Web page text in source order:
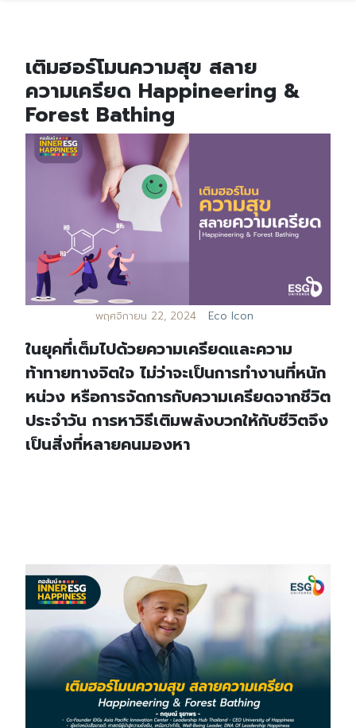
เติมฮอร์โมนความสุข สลาย
ความเครียด Happineering &
Forest Bathing
พฤศจิกายน 22, 2024 Eco Icon
ในยุคที่เต็มไปด้วยความเครียดและความ
ท้าทายทางจิตใจ ไม่ว่าจะเป็นการทำงานที่หนัก
หน่วง หรือการจัดการกับความเครียดจากชีวิต
ประจำวัน การหาวิธีเติมพลังบวกให้กับชีวิตจึง
เป็นสิ่งที่หลายคนมองหา